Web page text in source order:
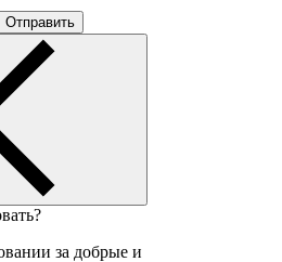
Отправить
за добрые и